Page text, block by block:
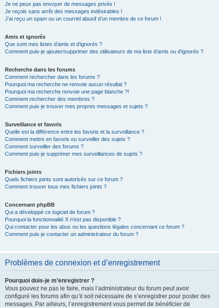
Je ne peux pas envoyer de messages privés !
Je reçois sans arrêt des messages indésirables !
J’ai reçu un spam ou un courriel abusif d’un membre de ce forum !
Amis et ignorés
Que sont mes listes d’amis et d’ignorés ?
Comment puis-je ajouter/supprimer des utilisateurs de ma liste d’amis ou d’ignorés ?
Recherche dans les forums
Comment rechercher dans les forums ?
Pourquoi ma recherche ne renvoie aucun résultat ?
Pourquoi ma recherche renvoie une page blanche ?!
Comment rechercher des membres ?
Comment puis-je trouver mes propres messages et sujets ?
Surveillance et favoris
Quelle est la différence entre les favoris et la surveillance ?
Comment mettre en favoris ou surveiller des sujets ?
Comment surveiller des forums ?
Comment puis-je supprimer mes surveillances de sujets ?
Fichiers joints
Quels fichiers joints sont autorisés sur ce forum ?
Comment trouver tous mes fichiers joints ?
Concernant phpBB
Qui a développé ce logiciel de forum ?
Pourquoi la fonctionnalité X n’est pas disponible ?
Qui contacter pour les abus ou les questions légales concernant ce forum ?
Comment puis-je contacter un administrateur du forum ?
Problèmes de connexion et d’enregistrement
Pourquoi dois-je m’enregistrer ?
Vous pouvez ne pas le faire, mais l’administrateur du forum peut avoir
configuré les forums afin qu’il soit nécessaire de s’enregistrer pour poster des
messages. Par ailleurs, l’enregistrement vous permet de bénéficier de